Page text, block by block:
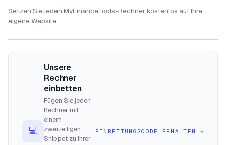
Setzen Sie jeden MyFinanceTools-Rechner kostenlos auf Ihre
eigene Website.
💻
Unsere
Rechner
einbetten
Fügen Sie jeden
Rechner mit
einem
zweizeiligen
Snippet zu Ihrer
EINBETTUNGSCODE ERHALTEN →